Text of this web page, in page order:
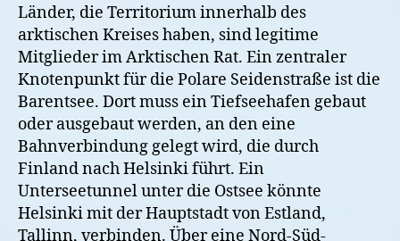
Länder, die Territorium innerhalb des
arktischen Kreises haben, sind legitime
Mitglieder im Arktischen Rat. Ein zentraler
Knotenpunkt für die Polare Seidenstraße ist die
Barentsee. Dort muss ein Tiefseehafen gebaut
oder ausgebaut werden, an den eine
Bahnverbindung gelegt wird, die durch
Finland nach Helsinki führt. Ein
Unterseetunnel unter die Ostsee könnte
Helsinki mit der Hauptstadt von Estland,
Tallinn, verbinden. Über eine Nord-Süd-